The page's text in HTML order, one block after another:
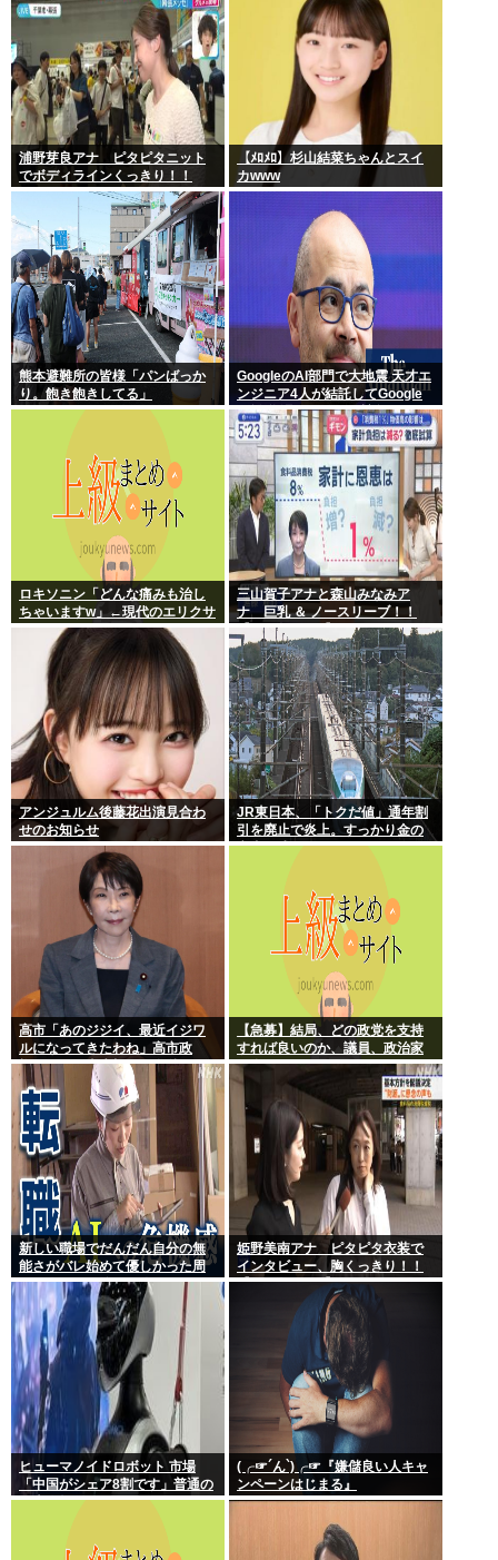
浦野芽良アナ ピタピタニット
でボディラインくっきり！！
【ﾒﾛﾒﾛ】杉山結菜ちゃんとスイ
カwww
熊本避難所の皆様「パンばっか
り。飽き飽きしてる」
GoogleのAI部門で大地震 天才エ
ンジニア4人が結託してGoogle
を離脱 遅れを取るAI競争さらに
苦しく 株価に影響大
ロキソニン「どんな痛みも治し
ちゃいますw」←現代のエリクサ
ーやろ…
三山賀子アナと森山みなみア
ナ 巨乳 ＆ ノースリーブ！！
【GIF動画あり】
アンジュルム後藤花出演見合わ
せのお知らせ
JR東日本、「トクだ値」通年割
引を廃止で炎上。すっかり金の
亡者と成り下がったな
高市「あのジジイ、最近イジワ
ルになってきたわね」高市政
権、ついに麻生切り！嫌儲はど
っちにつくの
【急募】結局、どの政党を支持
すれば良いのか、議員、政治家
は全員悪か
新しい職場でだんだん自分の無
能さがバレ始めて優しかった周
りの人たちが徐々に冷たくなっ
ていく時ってゾクゾクするよな
姫野美南アナ ピタピタ衣装で
インタビュー、胸くっきり！！
【GIF動画あり】
ヒューマノイドロボット 市場
「中国がシェア8割です」普通の
日本人怒りのフェイクニュース
(╭☞´ん`)╭☞『嫌儲良い人キャ
ンペーンはじまる』